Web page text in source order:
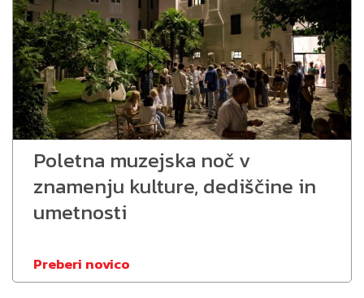
Poletna muzejska noč v
znamenju kulture, dediščine in
umetnosti
Preberi novico